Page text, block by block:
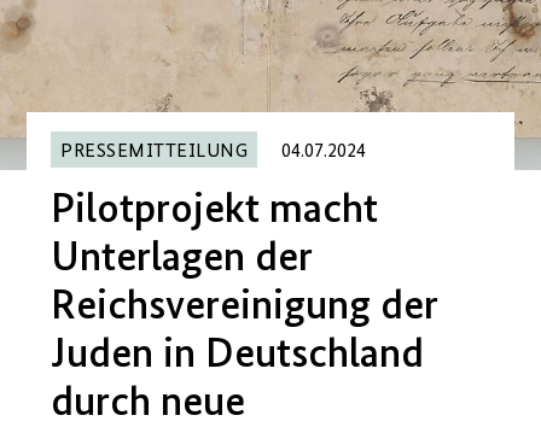
PRESSEMITTEILUNG 04.07.2024
Pilotprojekt macht
Unterlagen der
Reichsvereinigung der
Juden in Deutschland
durch neue